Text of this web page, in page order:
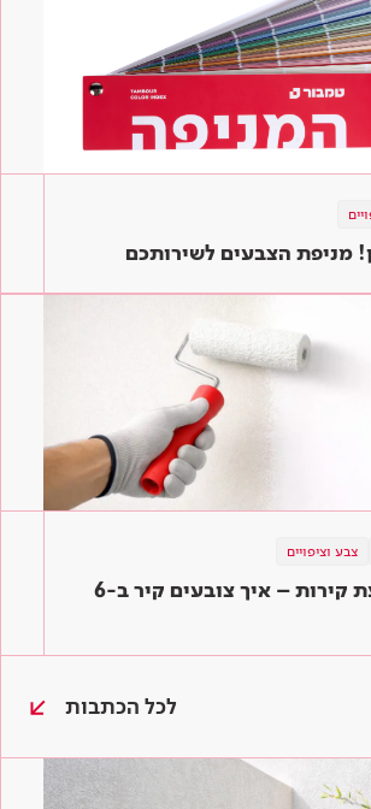
מניפת הצבעים לשירותכם
צבע וציפויים
המדריך לצביעת קירות – איך צובעים קיר ב-6
לכל הכתבות